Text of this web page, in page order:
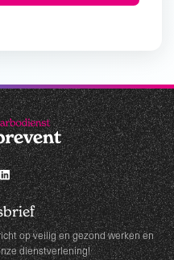
op veilig en gezond werken en
dienstverlening!